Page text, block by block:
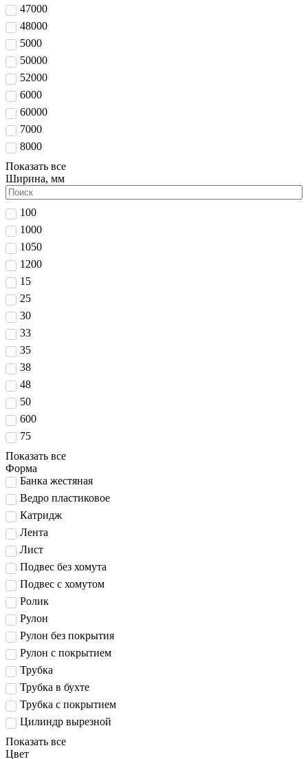
47000
48000
5000
50000
52000
6000
60000
7000
8000
Показать все
Ширина, мм
100
1000
1050
1200
15
25
30
33
35
38
48
50
600
75
Показать все
Форма
Банка жестяная
Ведро пластиковое
Катридж
Лента
Лист
Подвес без хомута
Подвес с хомутом
Ролик
Рулон
Рулон без покрытия
Рулон с покрытием
Трубка
Трубка в бухте
Трубка с покрытием
Цилиндр вырезной
Показать все
Цвет